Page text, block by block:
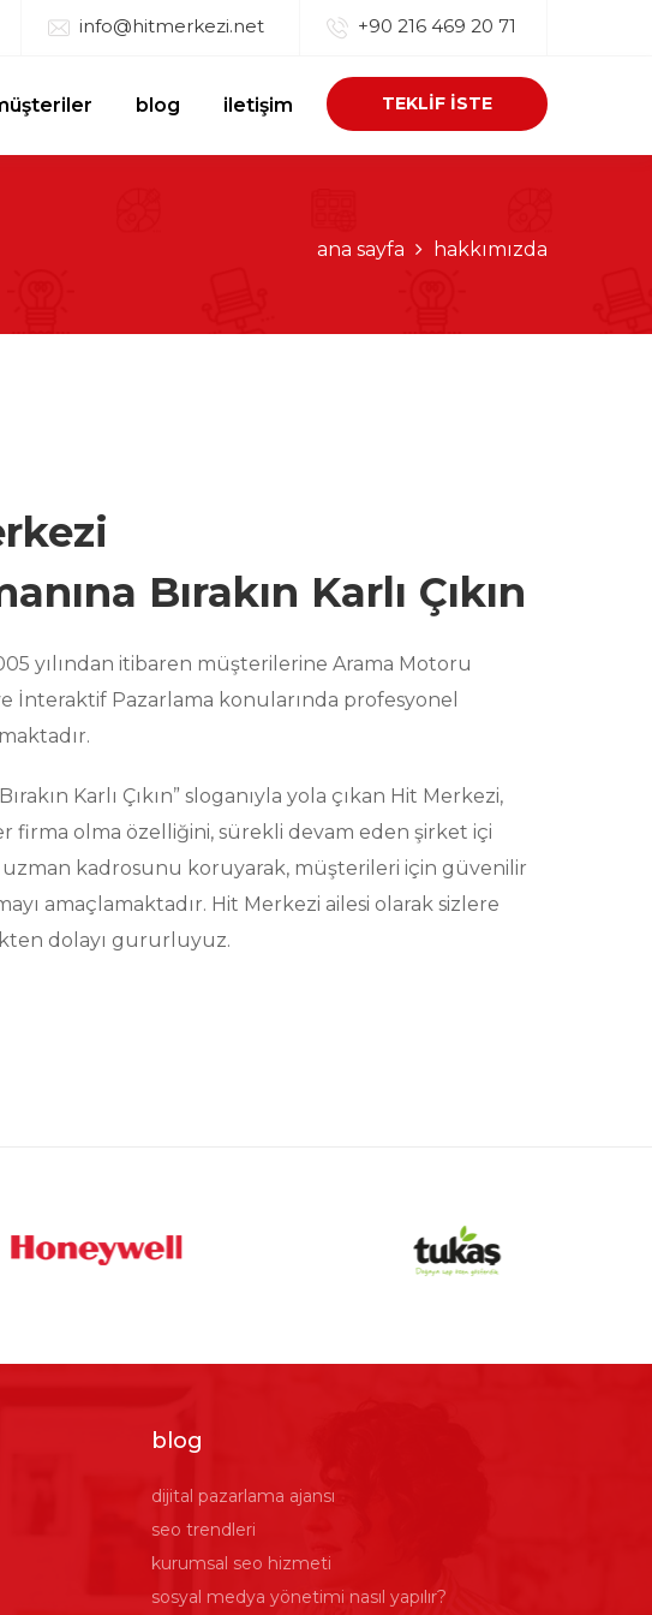
info@hitmerkezi.net +90 216 469 20 71
TEKLİF İSTE
blog iletişim
ana sayfa hakkımızda
Bırakın Karlı Çıkın
yılından itibaren müşterilerine Arama Motoru
İnteraktif Pazarlama konularında profesyonel
Karlı Çıkın” sloganıyla yola çıkan Hit Merkezi,
firma olma özelliğini, sürekli devam eden şirket içi
kadrosunu koruyarak, müşterileri için güvenilir
amaçlamaktadır. Hit Merkezi ailesi olarak sizlere
dolayı gururluyuz.
blog
dijital pazarlama ajansı
seo trendleri
kurumsal seo hizmeti
sosyal medya yönetimi nasıl yapılır?